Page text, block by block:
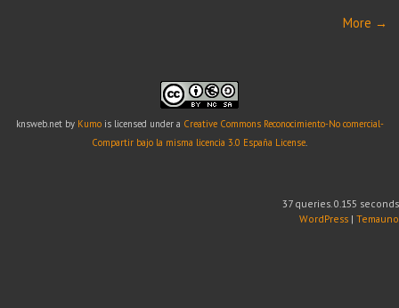
More →
knsweb.netby Kumois licensed under a Creative Commons Reconocimiento-No comercial-
Compartir bajo la misma licencia 3.0 España License.
37 queries. 0.155 seconds
WordPress | Temauno